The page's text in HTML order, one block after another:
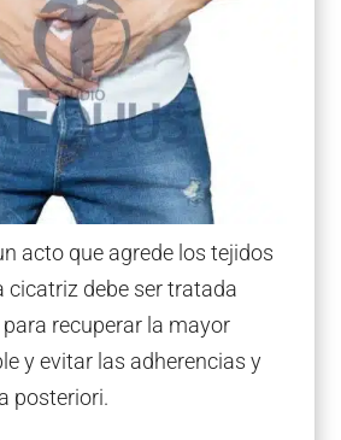
acto que agrede los tejidos
cicatriz debe ser tratada
recuperar la mayor
y evitar las adherencias y
posteriori.